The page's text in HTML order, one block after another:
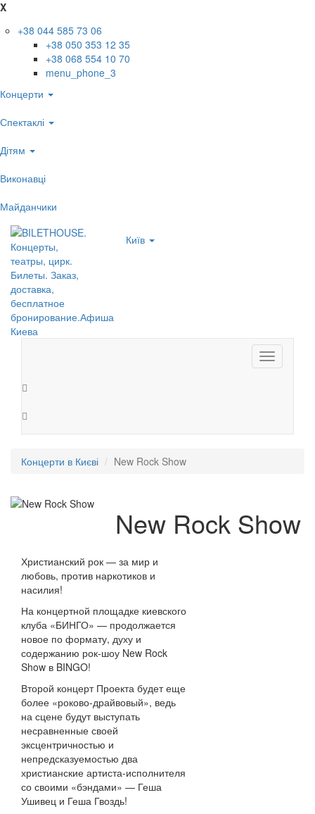
X
+38 044 585 73 06
+38 050 353 12 35
+38 068 554 10 70
menu_phone_3
Концерти
Спектаклі
Дітям
Виконавці
Майданчики
Київ
Toggle
navigation
Концерти в Києві New Rock Show
New Rock Show
Христианский рок — за мир и
любовь, против наркотиков и
насилия!
На концертной площадке киевского
клуба «БИНГО» — продолжается
новое по формату, духу и
содержанию рок-шоу New Rock
Show в BINGO!
Второй концерт Проекта будет еще
более «роково-драйвовый», ведь
на сцене будут выступать
несравненные своей
эксцентричностью и
непредсказуемостью два
христианские артиста-исполнителя
со своими «бэндами» — Геша
Ушивец и Геша Гвоздь!